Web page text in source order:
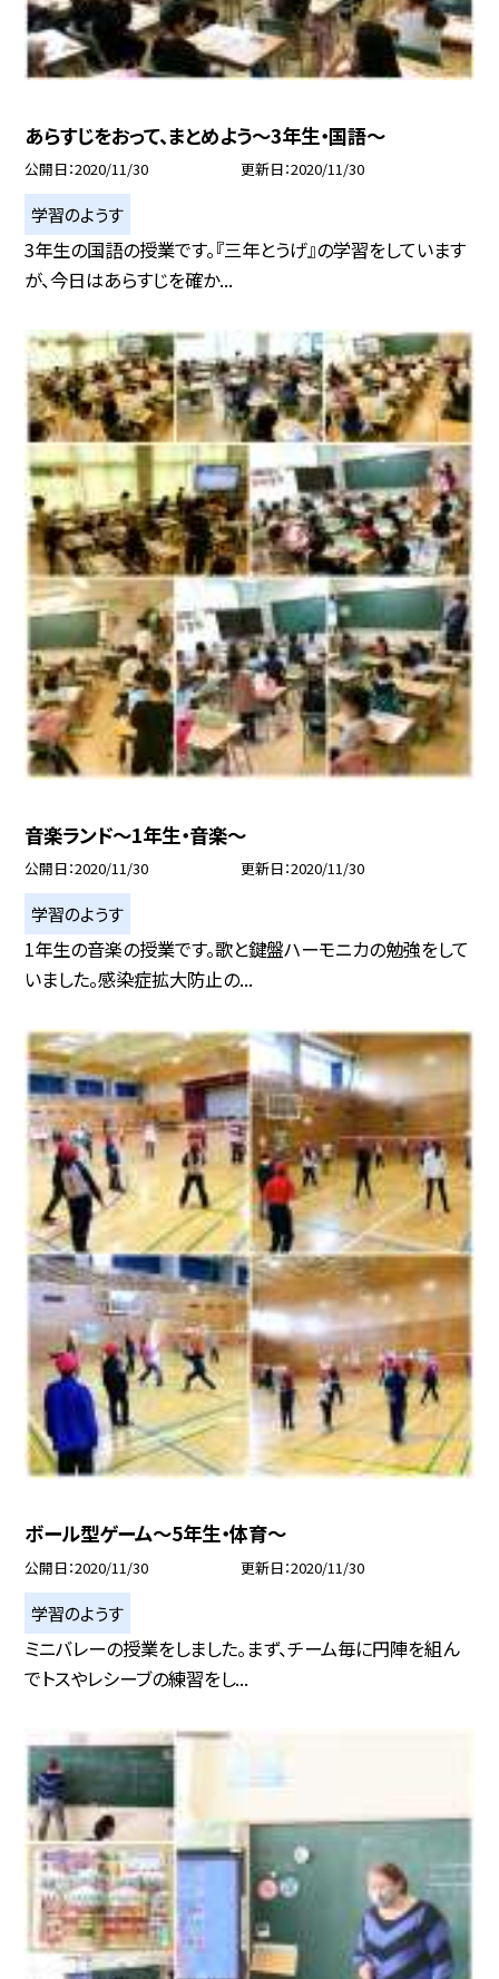
あらすじをおって、まとめよう〜3年生・国語〜
公開日 2020/11/30 更新日 2020/11/30
学習のようす
3年生の国語の授業です。『三年とうげ』の学習をしています
が、今日はあらすじを確か...
音楽ランド〜1年生・音楽〜
公開日 2020/11/30 更新日 2020/11/30
学習のようす
1年生の音楽の授業です。歌と鍵盤ハーモニカの勉強をして
いました。感染症拡大防止の...
ボール型ゲーム〜5年生・体育〜
公開日 2020/11/30 更新日 2020/11/30
学習のようす
ミニバレーの授業をしました。まず、チーム毎に円陣を組ん
でトスやレシーブの練習をし...